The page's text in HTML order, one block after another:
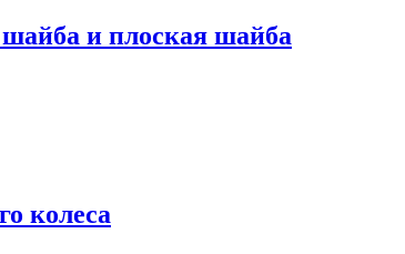
и плоская шайба
колеса